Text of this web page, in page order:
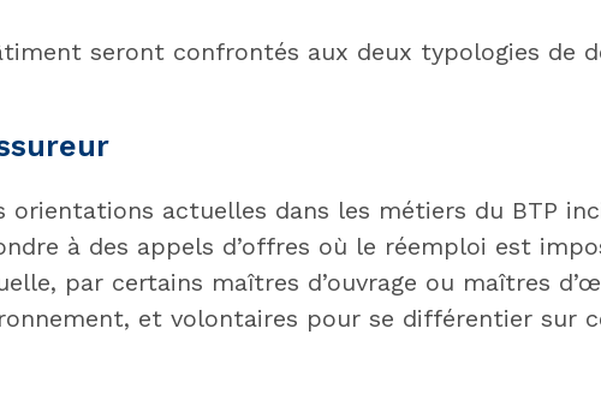
seront confrontés aux deux typologies de
orientations actuelles dans les métiers du BTP
à des appels d’offres où le réemploi est
par certains maîtres d’ouvrage ou maîtres
et volontaires pour se différentier sur